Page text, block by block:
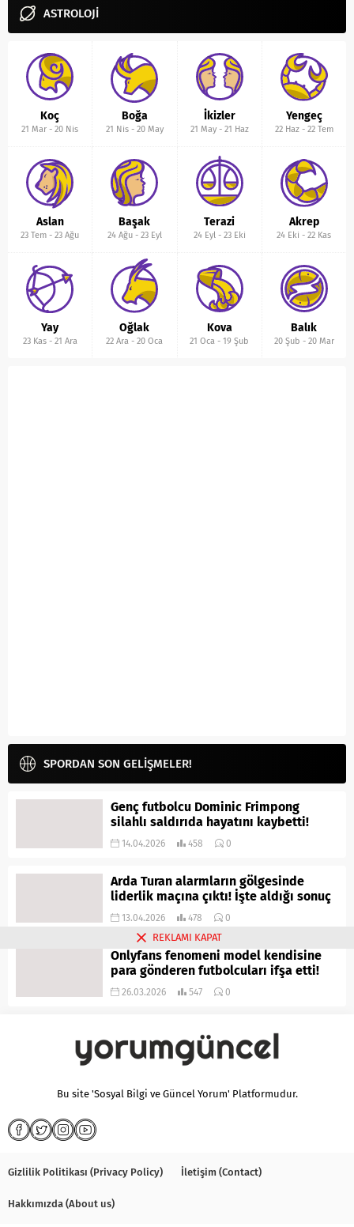
ASTROLOJİ
Koç
21 Mar -20 Nis
Boğa
21 Nis- 20 May
İkizler
21 May- 21 Haz
Yengeç
22 Haz- 22 Tem
Aslan
23 Tem -23 Ağu
Başak
24 Ağu- 23 Eyl
Terazi
24 Eyl- 23 Eki
Akrep
24 Eki -22 Kas
Yay
23 Kas- 21 Ara
Oğlak
22 Ara -20 Oca
Kova
21 Oca -19 Şub
Balık
20 Şub - 20 Mar
SPORDAN SON GELİŞMELER!
Genç futbolcu Dominic Frimpong
silahlı saldırıda hayatını kaybetti!
14.04.2026 458 0
Arda Turan alarmların gölgesinde
liderlik maçına çıktı! İşte aldığı sonuç
13.04.2026 478 0
Onlyfans fenomeni model kendisine
para gönderen futbolcuları ifşa etti!
26.03.2026 547 0
Bu site 'Sosyal Bilgi ve Güncel Yorum' Platformudur.
Gizlilik Politikası (Privacy Policy) İletişim (Contact)
Hakkımızda (About us)
REKLAMI KAPAT